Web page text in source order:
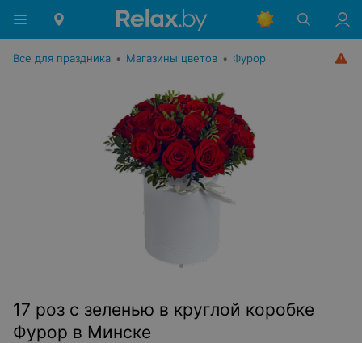
Все для праздника • Магазины цветов • Фурор
17 роз с зеленью в круглой коробке
Фурор в Минске